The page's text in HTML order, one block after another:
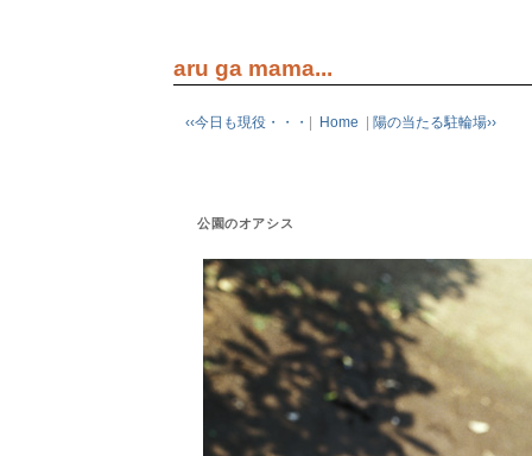
aru ga mama...
‹‹今日も現役・・・ Home 陽の当たる駐輪場››
公園のオアシス